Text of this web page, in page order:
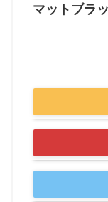
マットブラ